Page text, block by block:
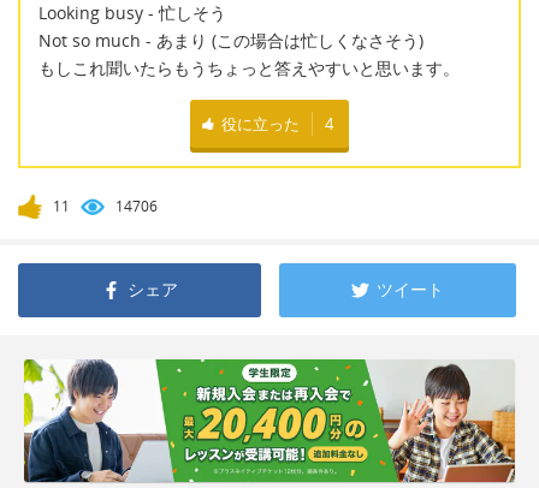
Looking busy - 忙しそう
Not so much - あまり (この場合は忙しくなさそう)
もしこれ聞いたらもうちょっと答えやすいと思います。
役に立った 4
11 14706
シェア ツイート